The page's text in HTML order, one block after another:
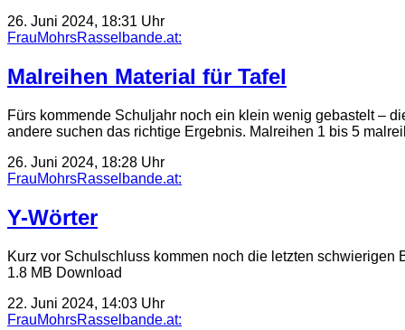
26. Juni 2024, 18:31 Uhr
FrauMohrsRasselbande.at:
Malreihen Material für Tafel
Fürs kommende Schuljahr noch ein klein wenig gebastelt –
andere suchen das richtige Ergebnis. Malreihen 1 bis 5
26. Juni 2024, 18:28 Uhr
FrauMohrsRasselbande.at:
Y-Wörter
Kurz vor Schulschluss kommen noch die letzten
1.8 MB Download
22. Juni 2024, 14:03 Uhr
FrauMohrsRasselbande.at: